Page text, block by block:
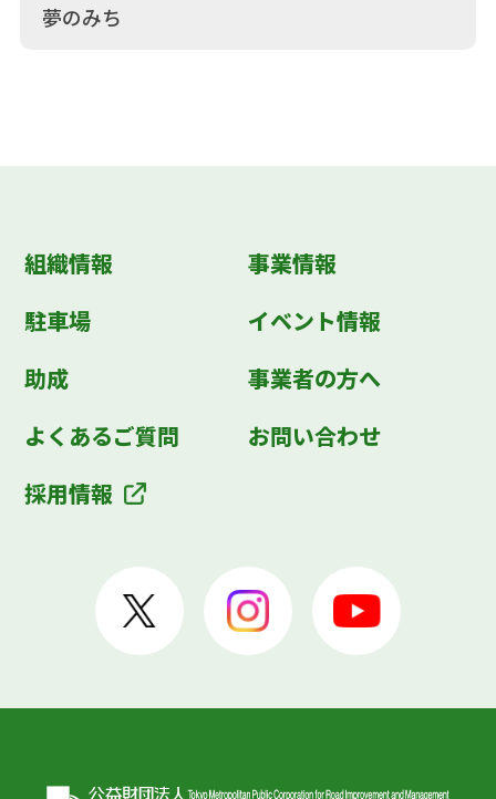
夢のみち
組織情報
事業情報
駐車場
イベント情報
助成
事業者の方へ
よくあるご質問
お問い合わせ
採用情報